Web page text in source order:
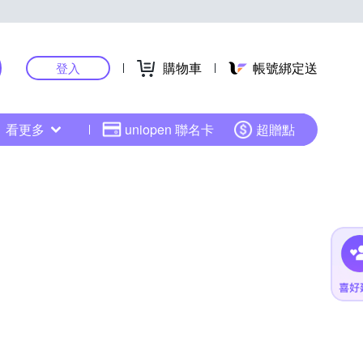
登入 購物車 帳號綁定送
看更多 uniopen 聯名卡 超贈點